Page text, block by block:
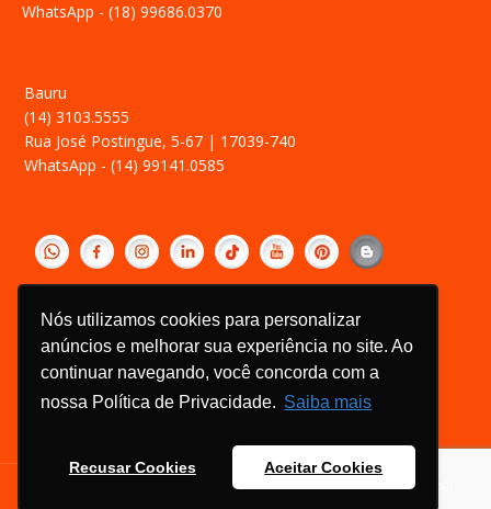
Nós utilizamos cookies para personalizar
anúncios e melhorar sua experiência no site. Ao
continuar navegando, você concorda com a
nossa Política de Privacidade. Saiba mais
Recusar Cookies Aceitar Cookies
WhatsApp - (18) 99686.0370
Bauru
(14) 3103.5555
Rua José Postingue, 5-67 | 17039-740
WhatsApp - (14) 99141.0585
Relatório Transparência Salarial
Canal de Ética
Rossetti Filhos Indústria e Comércio Ltda. CNPJ (Penápolis):